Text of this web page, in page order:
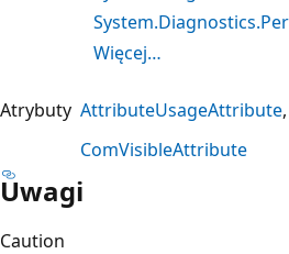
Więcej…
Atrybuty AttributeUsageAttribute
ComVisibleAttribute
Uwagi
Caution